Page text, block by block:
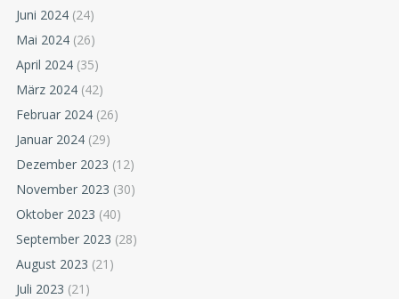
Juni 2024 (24)
Mai 2024 (26)
April 2024 (35)
März 2024 (42)
Februar 2024 (26)
Januar 2024 (29)
Dezember 2023 (12)
November 2023 (30)
Oktober 2023 (40)
September 2023 (28)
August 2023 (21)
Juli 2023 (21)